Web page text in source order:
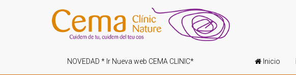
NOVEDAD * Ir Nueva web CEMA CLINIC* Inicio